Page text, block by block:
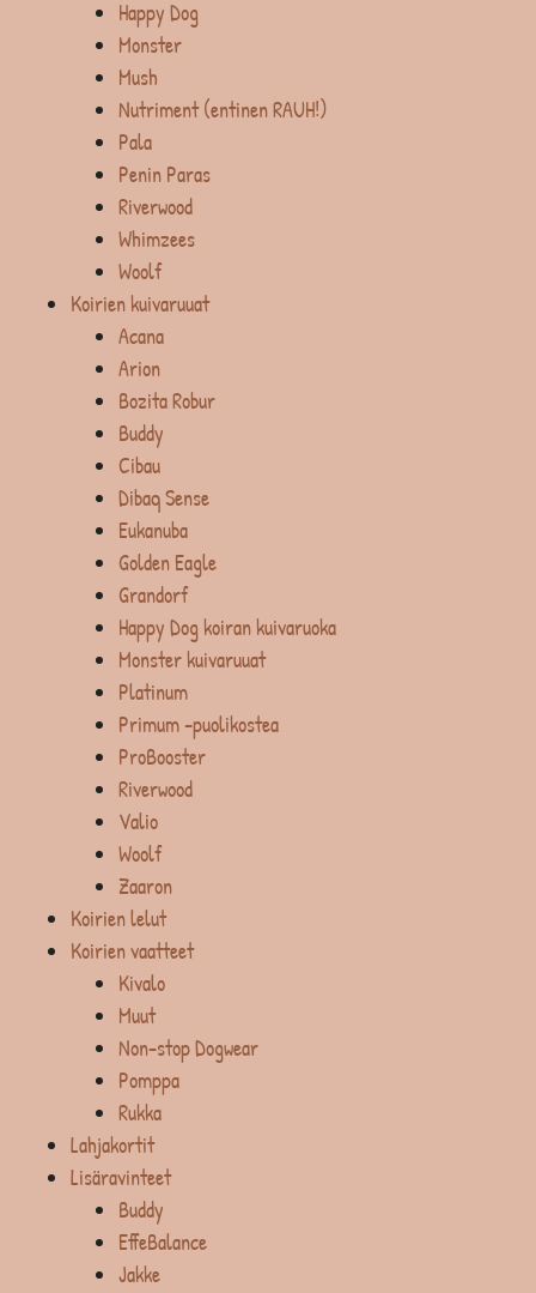
Happy Dog
Monster
Mush
Nutriment (entinen RAUH!)
Pala
Penin Paras
Riverwood
Whimzees
Woolf
Koirien kuivaruuat
Acana
Arion
Bozita Robur
Buddy
Cibau
Dibaq Sense
Eukanuba
Golden Eagle
Grandorf
Happy Dog koiran kuivaruoka
Monster kuivaruuat
Platinum
Primum -puolikostea
ProBooster
Riverwood
Valio
Woolf
Zaaron
Koirien lelut
Koirien vaatteet
Kivalo
Muut
Non-stop Dogwear
Pomppa
Rukka
Lahjakortit
Lisäravinteet
Buddy
EffeBalance
Jakke